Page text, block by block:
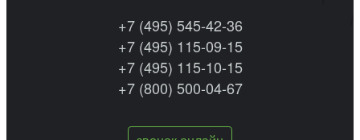
+7 (495) 545-42-36
+7 (495) 115-09-15
+7 (495) 115-10-15
+7 (800) 500-04-67